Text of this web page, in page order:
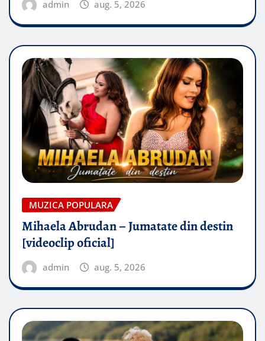
admin aug. 5, 2026
MUZICA POPULARA
Mihaela Abrudan – Jumatate din destin
[videoclip oficial]
admin aug. 5, 2026